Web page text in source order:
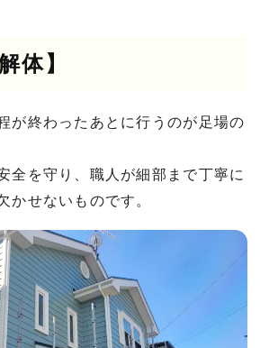
体】
が終わったあとに行うのが足場の
全を守り、職人が細部まで丁寧に
かせないものです。